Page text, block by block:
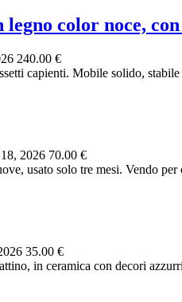
color noce,
240.00 €
capienti. Mobile solido,
2026 70.00 €
usato solo tre mesi. Vendo
35.00 €
in ceramica con decori